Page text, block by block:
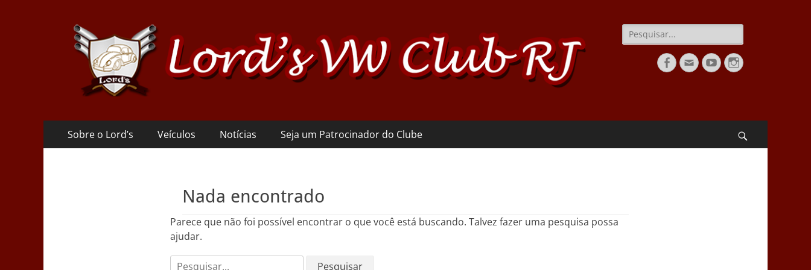
Lords VW Club RJ
Pesquisar
por:
Facebook
EmailYouTubeInstagram
Menu
principal
para
Sobre o Lord’s Veículos Notícias Seja um Patrocinador do Clube
Nada encontrado
Parece que não foi possível encontrar o que você está buscando. Talvez fazer uma pesquisa possa
ajudar.
Pesquisar